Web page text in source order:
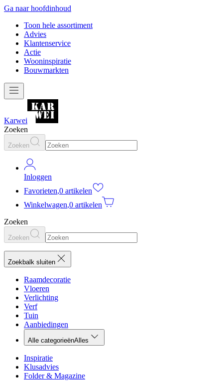
Ga naar hoofdinhoud
Toon hele assortiment
Advies
Klantenservice
Actie
Wooninspiratie
Bouwmarkten
Karwei
Zoeken
Zoeken
Inloggen
Favorieten,0 artikelen
Winkelwagen,0 artikelen
Zoeken
Zoeken
Zoekbalk sluiten
Raamdecoratie
Vloeren
Verlichting
Verf
Tuin
Aanbiedingen
Alle categorieënAlles
Inspiratie
Klusadvies
Folder & Magazine